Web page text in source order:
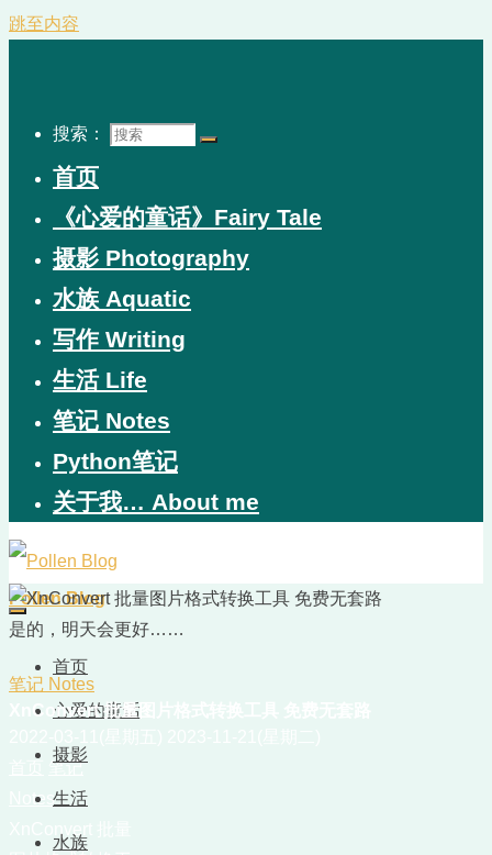
跳至内容
搜索：
首页
《心爱的童话》Fairy Tale
摄影 Photography
水族 Aquatic
写作 Writing
生活 Life
笔记 Notes
Python笔记
关于我… About me
Pollen Blog
是的，明天会更好……
首页
心爱的童话
摄影
生活
水族
笔记 Notes
XnConvert 批量图片格式转换工具 免费无套路
笔记
Notes